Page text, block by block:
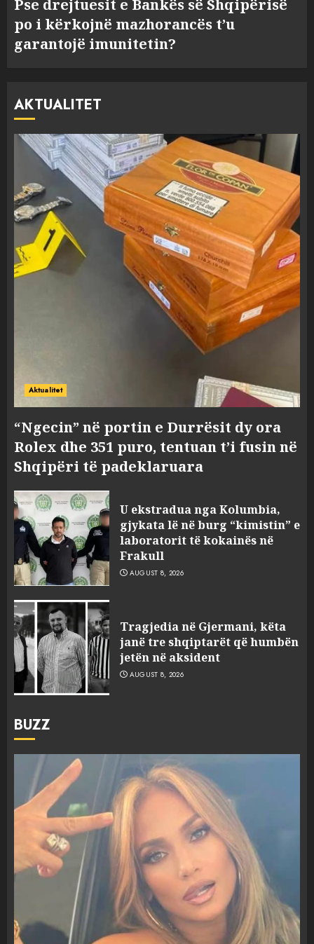
Pse drejtuesit e Bankës së Shqipërisë
po i kërkojnë mazhorancës t’u
garantojë imunitetin?
AKTUALITET
Aktualitet
“Ngecin” në portin e Durrësit dy ora
Rolex dhe 351 puro, tentuan t’i fusin në
Shqipëri të padeklaruara
U ekstradua nga Kolumbia,
gjykata lë në burg “kimistin” e
laboratorit të kokainës në
Frakull
AUGUST 8, 2026
Tragjedia në Gjermani, këta
janë tre shqiptarët që humbën
jetën në aksident
AUGUST 8, 2026
BUZZ